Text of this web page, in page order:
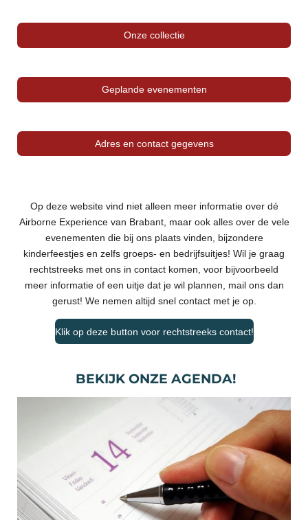
Onze collectie
Geplande evenementen
Adres en contact gegevens
Op deze website vind niet alleen meer informatie over dé
Airborne Experience van Brabant, maar ook alles over de vele
evenementen die bij ons plaats vinden, bijzondere
kinderfeestjes en zelfs groeps- en bedrijfsuitjes! Wil je graag
rechtstreeks met ons in contact komen, voor bijvoorbeeld
meer informatie of een uitje dat je wil plannen, mail ons dan
gerust! We nemen altijd snel contact met je op.
Klik op deze button voor rechtstreeks contact!
BEKIJK ONZE AGENDA!